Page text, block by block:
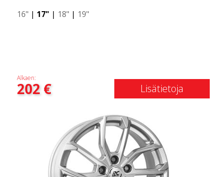
16" | 17" | 18" | 19"
Alkaen:
202€ Lisätietoja